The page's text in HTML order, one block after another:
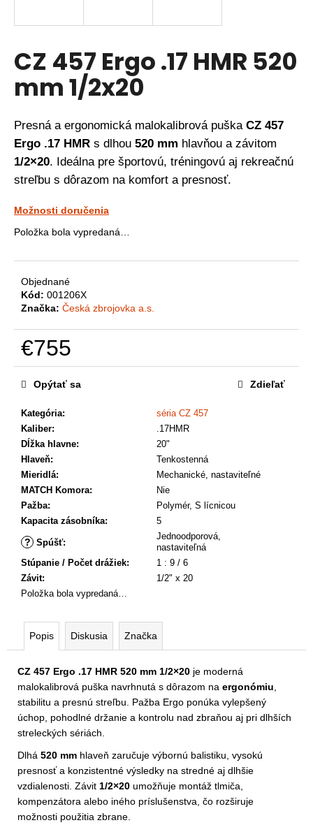
CZ 457 Ergo .17 HMR 520
mm 1/2x20
Presná a ergonomická malokalibrová puška CZ 457
Ergo .17 HMR s dlhou 520 mm hlavňou a závitom
1/2×20. Ideálna pre športovú, tréningovú aj rekreačnú
streľbu s dôrazom na komfort a presnosť.
Možnosti doručenia
Položka bola vypredaná…
Objednané
Kód: 001206X
Značka: Česká zbrojovka a.s.
€755
Jednotková
Kategória:
séria CZ 457
Kaliber:
.17HMR
Dĺžka hlavne:
20"
Hlaveň:
Tenkostenná
Mieridlá:
Mechanické, nastaviteľné
MATCH Komora:
Nie
Pažba:
Polymér, S lícnicou
Kapacita zásobníka: 5
? Spúšť:
Jednoodporová,
nastaviteľná
Stúpanie / Počet drážiek:
1 : 9 / 6
Závit:
1/2" x 20
Položka bola vypredaná…
Opýtať sa Zdieľať
Popis Diskusia Značka
CZ 457 Ergo .17 HMR 520 mm 1/2×20 je moderná
malokalibrová puška navrhnutá s dôrazom na ergonómiu
stabilitu a presnú streľbu. Pažba Ergo ponúka vylepšený
úchop, pohodlné držanie a kontrolu nad zbraňou aj pri dlhších
streleckých sériách.
Dlhá 520 mm hlaveň zaručuje výbornú balistiku, vysokú
presnosť a konzistentné výsledky na stredné aj dlhšie
vzdialenosti. Závit 1/2×20 umožňuje montáž tlmiča,
kompenzátora alebo iného príslušenstva, čo rozširuje
možnosti použitia zbrane.
s
ť
?
HĽADAŤ
O
d
p
o
ú
č
a
m
e